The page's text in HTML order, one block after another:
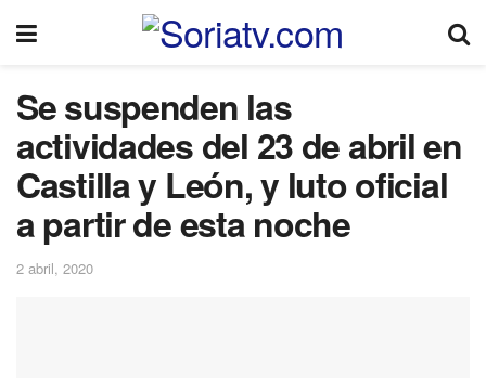
Se suspenden las
actividades del 23 de abril en
Castilla y León, y luto oficial
a partir de esta noche
2 abril, 2020